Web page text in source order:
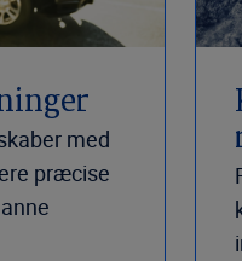
med
præcise